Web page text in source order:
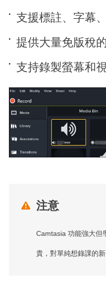
支援標註、字幕
提供大量免版稅
支持錄製螢幕和
 注意
Camtasia 功能強大但
貴，對單純想錄課的新